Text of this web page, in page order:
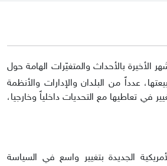
الأخيرة بالأحداث والمتغيّرات الهامة حول
عدداً من البلدان والإدارات والأنظمة
في تعاطيها مع التحديات داخلياً وخارجيا،
الجديدة بتغيير واسع في السياسة